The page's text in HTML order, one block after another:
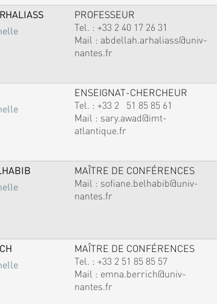
PROFESSEUR
Tel. : +33 2 40 17 26 31
Mail : abdellah.arhaliass@univ-
nantes.fr
ENSEIGNAT-CHERCHEUR
Tel. : +33 2 51 85 85 61
Mail : sary.awad@imt-
atlantique.fr
MAÎTRE DE CONFÉRENCES
Mail : sofiane.belhabib@univ-
nantes.fr
MAÎTRE DE CONFÉRENCES
Tel. : +33 2 51 85 85 57
Mail : emna.berrich@univ-
nantes.fr